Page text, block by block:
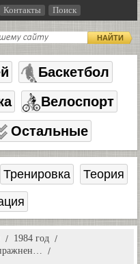
Контакты Поиск
НАЙТИ
Баскетбол
Велоспорт
Остальные
Тренировка
Теория
1984 год